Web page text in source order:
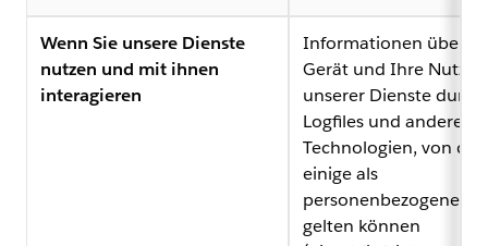
Wenn Sie unsere Dienste
nutzen und mit ihnen
interagieren
Informationen über
Gerät und Ihre
unserer Dienste durch
Logfiles und andere
Technologien, von
einige als
personenbezogene
gelten können